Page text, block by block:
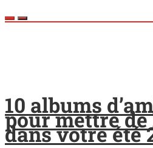
10 albums
pour mettre
dans votre été